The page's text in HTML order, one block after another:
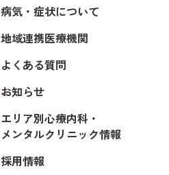
病気・症状について
地域連携医療機関
よくある質問
お知らせ
エリア別心療内科・
メンタルクリニック情報
採用情報